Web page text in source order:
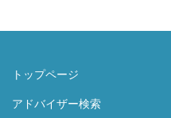
トップページ
アドバイザー検索